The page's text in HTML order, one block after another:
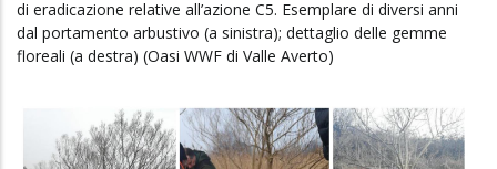
di eradicazione relative all’azione C5. Esemplare di diversi anni
dal portamento arbustivo (a sinistra); dettaglio delle gemme
floreali (a destra) (Oasi WWF di Valle Averto)